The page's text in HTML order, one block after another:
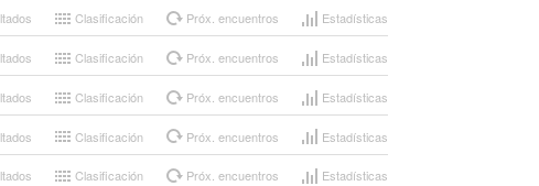
Estadísticas
Próx. encuentros
Clasificación
Estadísticas
Próx. encuentros
Clasificación
Estadísticas
Próx. encuentros
Clasificación
Estadísticas
Próx. encuentros
Clasificación
Estadísticas
Próx. encuentros
Clasificación